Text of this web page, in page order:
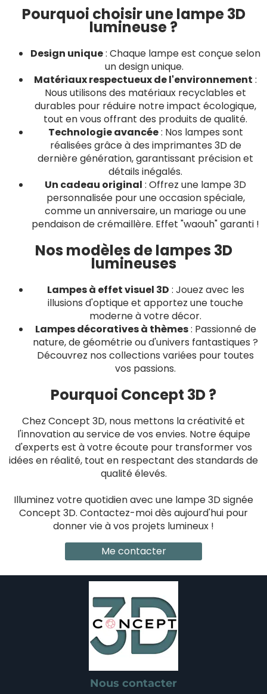
Pourquoi choisir une lampe 3D
lumineuse ?
Design unique: Chaque lampe est conçue selon
un design unique.
Matériaux respectueux de l'environnement :
Nous utilisons des matériaux recyclables et
durables pour réduire notre impact écologique,
tout en vous offrant des produits de qualité.
Technologie avancée: Nos lampes sont
réalisées grâce à des imprimantes 3D de
dernière génération, garantissant précision et
détails inégalés.
Un cadeau original : Offrez une lampe 3D
personnalisée pour une occasion spéciale,
comme un anniversaire, un mariage ou une
pendaison de crémaillère. Effet "waouh" garanti !
Nos modèles de lampes 3D
lumineuses
Lampes à effet visuel 3D : Jouez avec les
illusions d'optique et apportez une touche
moderne à votre décor.
Lampes décoratives à thèmes: Passionné de
nature, de géométrie ou d'univers fantastiques ?
Découvrez nos collections variées pour toutes
vos passions.
Pourquoi Concept 3D ?
Chez Concept 3D, nous mettons la créativité et
l'innovation au service de vos envies. Notre équipe
d'experts est à votre écoute pour transformer vos
idées en réalité, tout en respectant des standards de
qualité élevés.
Illuminez votre quotidien avec une lampe 3D signée
Concept 3D. Contactez-moi dès aujourd'hui pour
donner vie à vos projets lumineux !
Me contacter
Nous contacter